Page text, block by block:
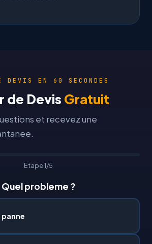
DEVIS EN 60 SECONDES
de Devis Gratuit
et recevez une
Etape 1/5
Quel probleme ?